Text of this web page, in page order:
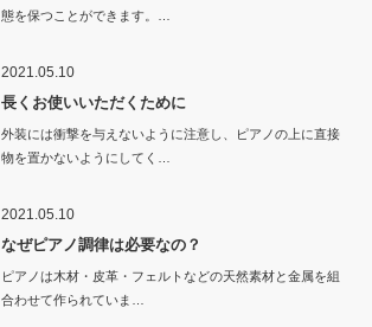
態を保つことができます。…
2021.05.10
長くお使いいただくために
外装には衝撃を与えないように注意し、ピアノの上に直接
物を置かないようにしてく…
2021.05.10
なぜピアノ調律は必要なの？
ピアノは木材・皮革・フェルトなどの天然素材と金属を組
合わせて作られていま…